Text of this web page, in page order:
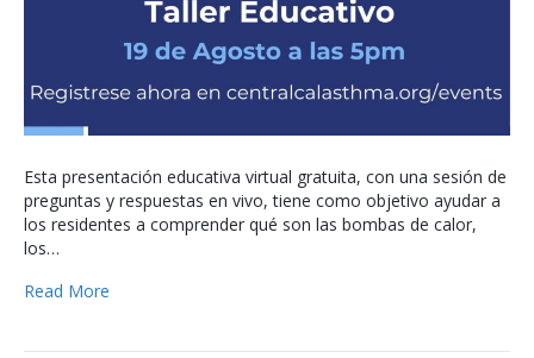
Esta presentación educativa virtual gratuita, con una sesión de
preguntas y respuestas en vivo, tiene como objetivo ayudar a
los residentes a comprender qué son las bombas de calor,
los…
Read More